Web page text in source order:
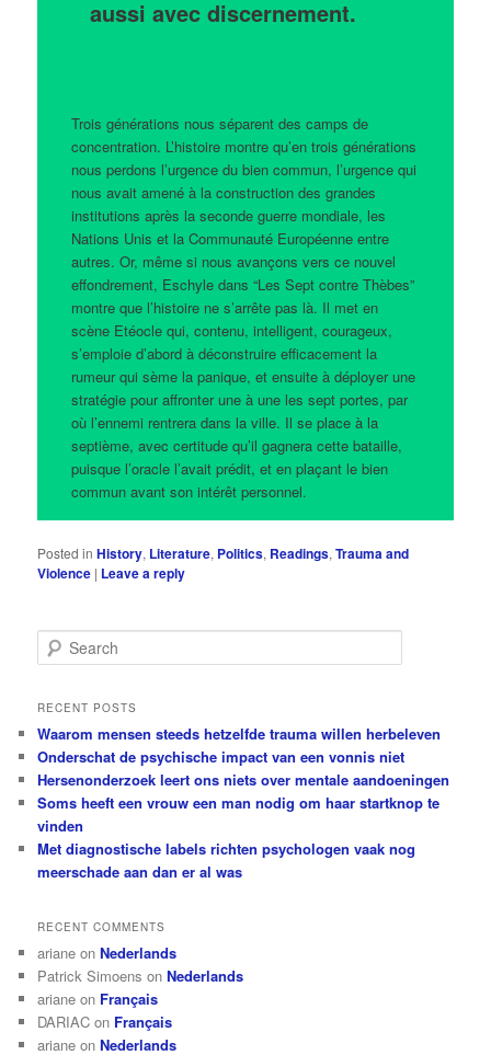
aussi avec discernement.
Trois générations nous séparent des camps de
concentration. L’histoire montre qu’en trois générations
nous perdons l’urgence du bien commun, l’urgence qui
nous avait amené à la construction des grandes
institutions après la seconde guerre mondiale, les
Nations Unis et la Communauté Européenne entre
autres. Or, même si nous avançons vers ce nouvel
effondrement, Eschyle dans “Les Sept contre Thèbes”
montre que l’histoire ne s’arrête pas là. Il met en
scène Etéocle qui, contenu, intelligent, courageux,
s’emploie d’abord à déconstruire efficacement la
rumeur qui sème la panique, et ensuite à déployer une
stratégie pour affronter une à une les sept portes, par
où l’ennemi rentrera dans la ville. Il se place à la
septième, avec certitude qu’il gagnera cette bataille,
puisque l’oracle l’avait prédit, et en plaçant le bien
commun avant son intérêt personnel.
Posted in History, Literature, Politics, Readings,Trauma and
Violence | Leave a reply
e
r
h
RECENT POSTS
Waarom mensen steeds hetzelfde trauma willen herbeleven
Onderschat de psychische impact van een vonnis niet
Hersenonderzoek leert ons niets over mentale aandoeningen
Soms heeft een vrouw een man nodig om haar startknop te
vinden
Met diagnostische labels richten psychologen vaak nog
meerschade aan dan er al was
RECENT COMMENTS
ariane onNederlands
Patrick Simoens onNederlands
ariane on Français
DARIAC on Français
ariane onNederlands